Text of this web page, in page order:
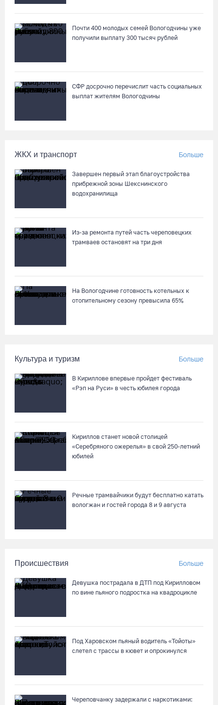
Почти 400 молодых семей Вологодчины уже
получили выплату 300 тысяч рублей
СФР досрочно перечислит часть социальных
выплат жителям Вологодчины
ЖКХ и транспорт Больше
Завершен первый этап благоустройства
прибрежной зоны Шекснинского
водохранилища
Из-за ремонта путей часть череповецких
трамваев остановят на три дня
На Вологодчине готовность котельных к
отопительному сезону превысила 65%
Культура и туризм Больше
В Кириллове впервые пройдет фестиваль
«Рэп на Руси» в честь юбилея города
Кириллов станет новой столицей
«Серебряного ожерелья» в свой 250-летний
юбилей
Речные трамвайчики будут бесплатно катать
вологжан и гостей города 8 и 9 августа
Происшествия Больше
Девушка пострадала в ДТП под Кирилловом
по вине пьяного подростка на квадроцикле
Под Харовском пьяный водитель «Тойоты»
слетел с трассы в кювет и опрокинулся
Череповчанку задержали с наркотиками: